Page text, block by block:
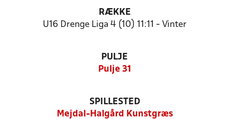
RÆKKE
U16 Drenge Liga 4 (10) 11:11 - Vinter
PULJE
Pulje 31
SPILLESTED
Mejdal-Halgård Kunstgræs